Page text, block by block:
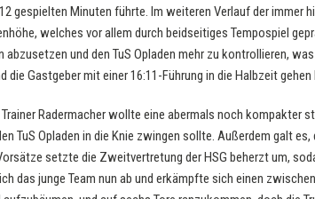
gespielten Minuten führte. Im weiteren Verlauf der immer
welches vor allem durch beidseitiges Tempospiel
und den TuS Opladen mehr zu kontrollieren,
Gastgeber mit einer 16:11-Führung in die Halbzeit
Radermacher wollte eine abermals noch kompakter
TuS Opladen in die Knie zwingen sollte. Außerdem galt es,
setzte die Zweitvertretung der HSG beherzt um,
das junge Team nun ab und erkämpfte sich einen